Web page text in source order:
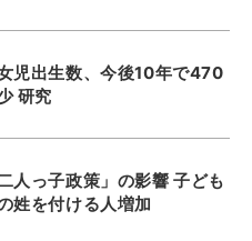
児出生数、今後10年で470
研究
人っ子政策」の影響 子ども
姓を付ける人増加